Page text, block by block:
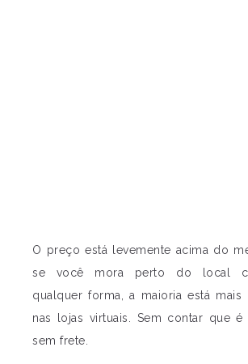
O preço está levemente acima do
se você mora perto do local
qualquer forma, a maioria está
nas lojas virtuais. Sem contar que
sem frete.